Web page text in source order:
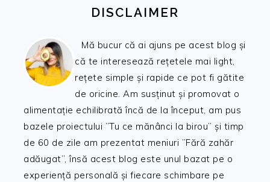
DISCLAIMER
Mă bucur că ai ajuns pe acest blog și
că te interesează rețetele mai light,
rețete simple și rapide ce pot fi gătite
de oricine. Am susținut și promovat o
alimentație echilibrată încă de la început, am pus
bazele proiectului ”Tu ce mănânci la birou” și timp
de 60 de zile am prezentat meniuri ”Fără zahăr
adăugat”, însă acest blog este unul bazat pe o
experiență personală și fiecare schimbare pe